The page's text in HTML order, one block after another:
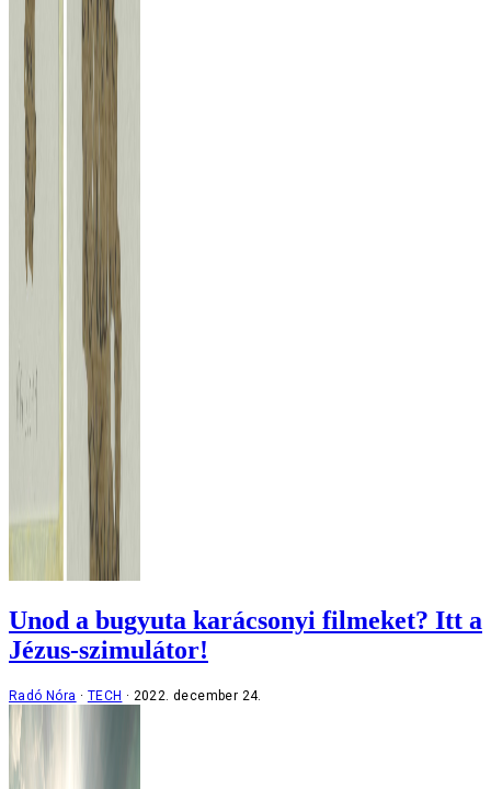
Unod a bugyuta karácsonyi filmeket? Itt a
Jézus-szimulátor!
Radó Nóra TECH 2022. december 24.